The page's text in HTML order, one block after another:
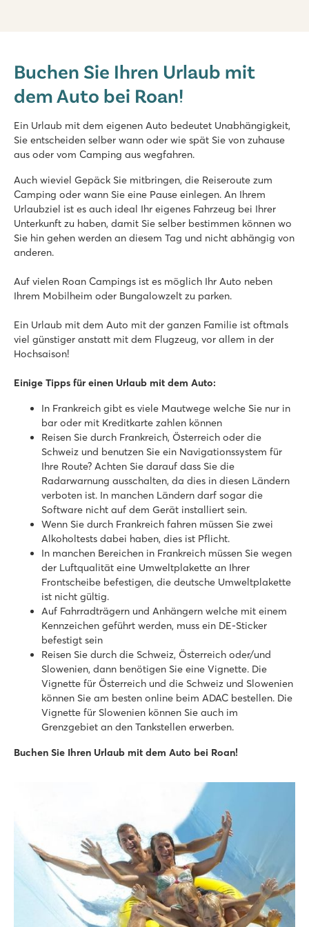
Holland - - Nordbrabant - Kaatsheuvel
★ ★ ★
Beheiztes Hallenbad, coole Außenrutschen und
Schöne Lage in der Nähe der Loonse und Drunense Dünen
Nur 8 Minuten mit dem Auto vom Efteling-Vergnügungspark
Valamar Camping Lanterna
Valamar Camping Lanterna
Kroatien - Kroatische Küste - Istrien - Poreč
★ ★ ★
Großer Poolkomplex mit mehreren Rutschen
Nur 20 Autominuten vom lebhaften Poreč
Marvilla Parks Friese Meren
Holland - - Friesland - Lemmer
Gemütliches Restaurant mit schöner Terrasse
Das Slotermeer (See) ist zu Fuß erreichbar
De Schatberg
De Schatberg
Holland - - Limburg - Sevenum
★
Hallenbad und Freibad mit Rutschen und Badesee mit Strand
Umfangreiches Unterhaltungsprogramm und Indoor-
An der wunderschönen Hochmoorlandschaft De Peel
hu Eraclea Mare
hu Eraclea Mare
Italien - Norditalien - Adriaküste - Eraclea Mare
★
Neu: 9.000 m² großer Wasserpark mit Rutschen
Mobilheime in autofreien, stimmungsvollen Straßen
In der Nähe des berühmten Venedig, Murano und Burano
Bijela Uvala
Bijela Uvala
3 Poollandschaften mit neuen Rutschen
Tolle Restaurants und Bars auf dem Campingplatz
Mit dem Touristenzug ins historische Poreč
Zaton Holiday Resort
Zaton Holiday Resort
Kroatien - Kroatische Küste - Dalmatien - Zadar
Buchen Sie Ihren Urlaub mit
dem Auto bei Roan!
Ein Urlaub mit dem eigenen Auto bedeutet Unabhängigkeit,
Sie entscheiden selber wann oder wie spät Sie von zuhause
aus oder vom Camping aus wegfahren.
Auch wieviel Gepäck Sie mitbringen, die Reiseroute zum
Camping oder wann Sie eine Pause einlegen. An Ihrem
Urlaubziel ist es auch ideal Ihr eigenes Fahrzeug bei Ihrer
Unterkunft zu haben, damit Sie selber bestimmen können wo
Sie hin gehen werden an diesem Tag und nicht abhängig von
anderen.
Auf vielen Roan Campings ist es möglich Ihr Auto neben
Ihrem Mobilheim oder Bungalowzelt zu parken.
Ein Urlaub mit dem Auto mit der ganzen Familie ist oftmals
viel günstiger anstatt mit dem Flugzeug, vor allem in der
Hochsaison!
Einige Tipps für einen Urlaub mit dem Auto:
In Frankreich gibt es viele Mautwege welche Sie nur in
bar oder mit Kreditkarte zahlen können
Reisen Sie durch Frankreich, Österreich oder die
Schweiz und benutzen Sie ein Navigationssystem für
Ihre Route? Achten Sie darauf dass Sie die
Radarwarnung ausschalten, da dies in diesen Ländern
verboten ist. In manchen Ländern darf sogar die
Software nicht auf dem Gerät installiert sein.
Wenn Sie durch Frankreich fahren müssen Sie zwei
Alkoholtests dabei haben, dies ist Pflicht.
In manchen Bereichen in Frankreich müssen Sie wegen
der Luftqualität eine Umweltplakette an Ihrer
Frontscheibe befestigen, die deutsche Umweltplakette
ist nicht gültig.
Auf Fahrradträgern und Anhängern welche mit einem
Kennzeichen geführt werden, muss ein DE-Sticker
befestigt sein
Reisen Sie durch die Schweiz, Österreich oder/und
Slowenien, dann benötigen Sie eine Vignette. Die
Vignette für Österreich und die Schweiz und Slowenien
können Sie am besten online beim ADAC bestellen. Die
Vignette für Slowenien können Sie auch im
Grenzgebiet an den Tankstellen erwerben.
Buchen Sie Ihren Urlaub mit dem Auto bei Roan!